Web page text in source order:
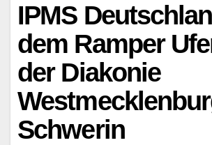
IPMS
dem Ramper
der Diakonie
Schwerin